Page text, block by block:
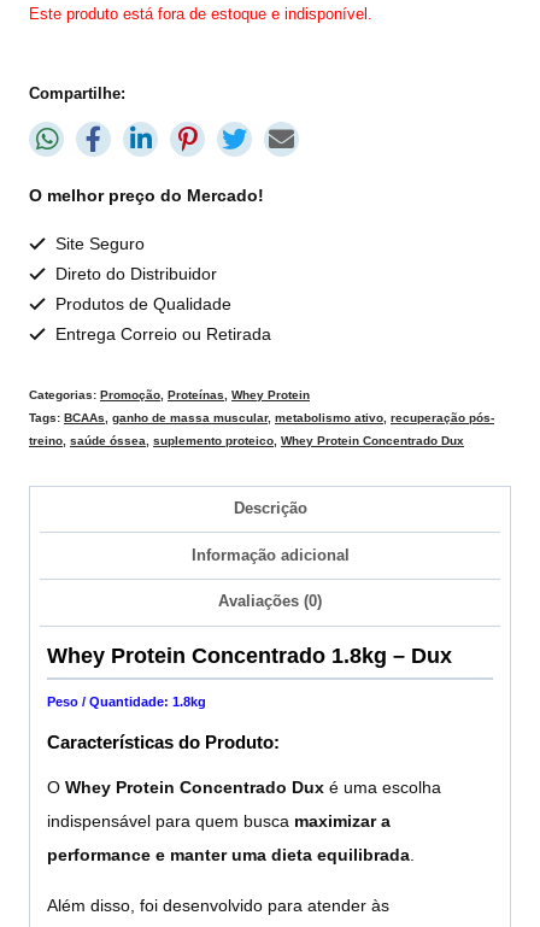
Este produto está fora de estoque e indisponível.
Compartilhe:
O melhor preço do Mercado!
Site Seguro
Direto do Distribuidor
Produtos de Qualidade
Entrega Correio ou Retirada
Categorias: Promoção Proteínas
Whey Protein
Tags: BCAAs ganho de massa muscular, metabolismo ativo recuperação pós-
treino saúde óssea suplemento proteico Whey Protein Concentrado Dux
Descrição
Informação adicional
Avaliações (0)
Whey Protein Concentrado 1.8kg – Dux
Peso / Quantidade: 1.8kg
Características do Produto:
O Whey Protein Concentrado Dux é uma escolha
indispensável para quem busca maximizar a
performance e manter uma dieta equilibrada
Além disso, foi desenvolvido para atender às